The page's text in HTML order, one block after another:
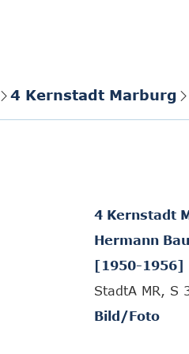
4 Kernstadt Marburg
4 Kernstadt
Hermann
[1950-1956]
StadtA MR, S
Bild/Foto